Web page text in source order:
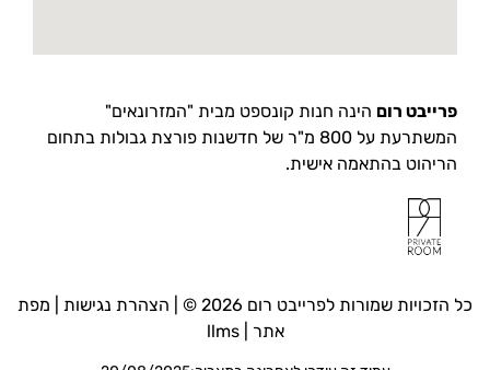
פרייבט רום הינה חנות קונספט מבית "המזרונאים"
המשתרעת על 800 מ"ר של חדשנות פורצת גבולות בתחום
הריהוט בהתאמה אישית.
כל הזכויות שמורות לפרייבט רום 2026 © | הצהרת נגישות
מפת
אתר |
llms